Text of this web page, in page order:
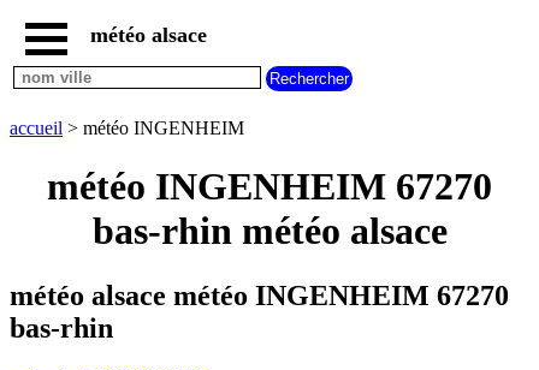
accueil
radar
INGENHEIM
météo
alsace
carte
météo
météo alsace
accueil > météo INGENHEIM
météo INGENHEIM 67270
bas-rhin météo alsace
météo alsace météo INGENHEIM 67270
bas-rhin